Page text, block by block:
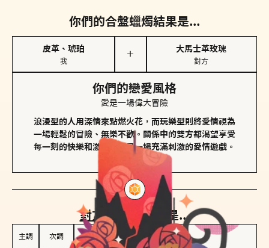
你們的合盤蠟燭結果是...
皮革、琥珀
我
＋
大馬士革玫瑰
對方
你們的戀愛風格
愛是一場偉大冒險
浪漫型的人用深情來點燃火花，而玩樂型則將愛情視為
一場輕鬆的冒險、無樂不歡。關係中的雙方都渴望享受
每一刻的快樂和激動，像是一場充滿刺激的愛情遊戲。
對方的主調蠟燭是...
主調 次調